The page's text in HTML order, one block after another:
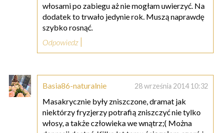
włosami po zabiegu aż nie mogłam uwierzyć. Na
dodatek to trwało jedynie rok. Muszą naprawdę
szybko rosnąć.
Odpowiedz
Basia86-naturalnie 28 września 2014 10:32
Masakrycznie były zniszczone, dramat jak
niektórzy fryzjerzy potrafią zniszczyć nie tylko
włosy, a także człowieka we wnątrz;( Można